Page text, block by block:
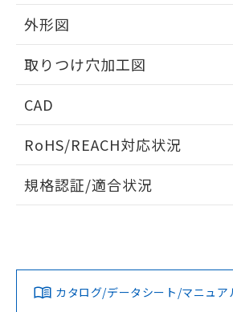
外形図
取りつけ穴加工図
CAD
ドすることができます。
ログイン/会員登録
ダウンロードデータをご利用いただく前
みください。
ソフトウェアの使用条件
RoHS/REACH対応状況
EU RoHS 注意事項・凡例
対応済み
規格認証/適合状況
カタログ/データシート/マニュア
および当社の共同利用者
引・商談に必要な範囲で
をご了承ください。
※当社の共同利用者とは、
指します。
下記の非含有証明書をダウンロ
とができます。
EU RoHS指令（10物質）の非含
51物質の非含有証明書（当社
るもので、過去に遡って非含有
ものではありません。
また、RoHS指令のフタル酸エ
荷製品に未対応品が混在するこ
欄に対応日を記載しておりまし
す。